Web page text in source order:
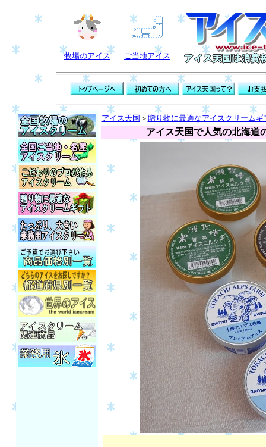
牧場のアイス ご当地アイス
アイス天国 ＞ 贈り物に最適なアイスクリームギ
アイス天国で人気の北海